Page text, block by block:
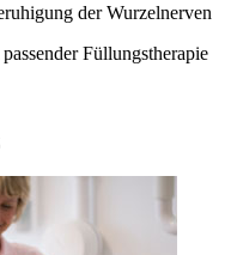
der Wurzelnerven
Füllungstherapie